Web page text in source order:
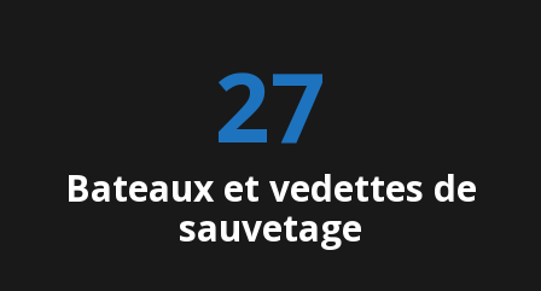
28
Bateaux et vedettes de
sauvetage